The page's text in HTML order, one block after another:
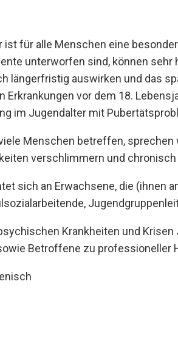
für alle Menschen eine
unterworfen sind, können
längerfristig auswirken und das
vor dem 18.
im Jugendalter mit
Menschen betreffen,
verschlimmern und
sich an Erwachsene, die
Krankheiten und
Betroffene zu professioneller